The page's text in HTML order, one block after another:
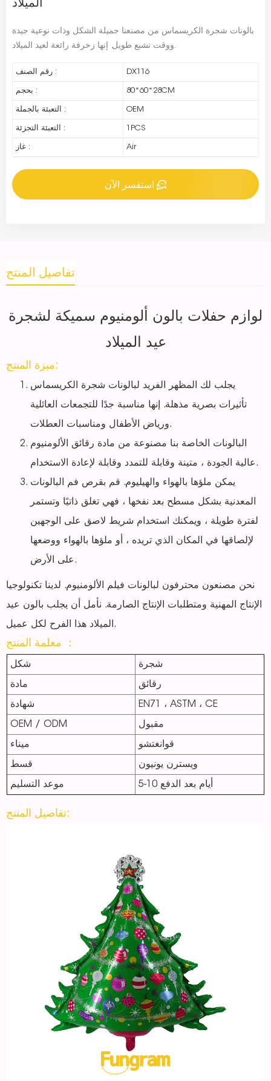
بالونات شجرة الكريسماس من مصنعنا جميلة الشكل وذات نوعية جيدة
ووقت تشبع طويل. إنها زخرفة رائعة لعيد الميلاد.
رقم الصنف : DX116
بحجم : 80*60*28CM
التعبئة بالجملة : OEM
التعبئة التجزئة : 1PCS
غاز : Air
استفسر الآن
تفاصيل المنتج
لوازم حفلات بالون ألومنيوم سميكة لشجرة
عيد الميلاد
ميزة المنتج:
يجلب لك المظهر الفريد لبالونات شجرة الكريسماس
تأثيرات بصرية مذهلة. إنها مناسبة جدًا للتجمعات العائلية
ورياض الأطفال ومناسبات العطلات.
البالونات الخاصة بنا مصنوعة من مادة رقائق الألومنيوم
عالية الجودة ، متينة وقابلة للتمدد وقابلة لإعادة الاستخدام.
يمكن ملؤها بالهواء والهيليوم. قم بقرص فم البالونات
المعدنية بشكل مسطح بعد نفخها ، فهي تغلق ذاتيًا وتستمر
لفترة طويلة ، ويمكنك استخدام شريط لاصق على الوجهين
لإلصاقها في المكان الذي تريده ، أو ملؤها بالهواء ووضعها
على الأرض.
نحن مصنعون محترفون لبالونات فيلم الألومنيوم. لدينا تكنولوجيا
الإنتاج المهنية ومتطلبات الإنتاج الصارمة. نأمل أن يجلب بالون عيد
الميلاد هذا الفرح لكل عميل.
معلمة المنتج ：
شكل شجرة
مادة رقائق
شهادة EN71 ، ASTM ، CE
OEM / ODM مقبول
ميناء قوانغتشو
قسط ويسترن يونيون
موعد التسليم 5-10 أيام بعد الدفع
تفاصيل المنتج: